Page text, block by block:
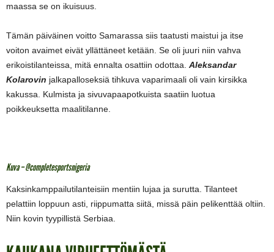
maassa se on ikuisuus.
Tämän päiväinen voitto Samarassa siis taatusti maistui ja itse
voiton avaimet eivät yllättäneet ketään. Se oli juuri niin vahva
erikoistilanteissa, mitä ennalta osattiin odottaa. Aleksandar
Kolarovin jalkapalloseksiä tihkuva vaparimaali oli vain kirsikka
kakussa. Kulmista ja sivuvapaapotkuista saatiin luotua
poikkeuksetta maalitilanne.
Kuva – @completesportsnigeria
Kaksinkamppailutilanteisiin mentiin lujaa ja surutta. Tilanteet
pelattiin loppuun asti, riippumatta siitä, missä päin pelikenttää oltiin.
Niin kovin tyypillistä Serbiaa.